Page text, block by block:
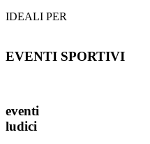
IDEALI PER
EVENTI SPORTIVI
eventi
ludici